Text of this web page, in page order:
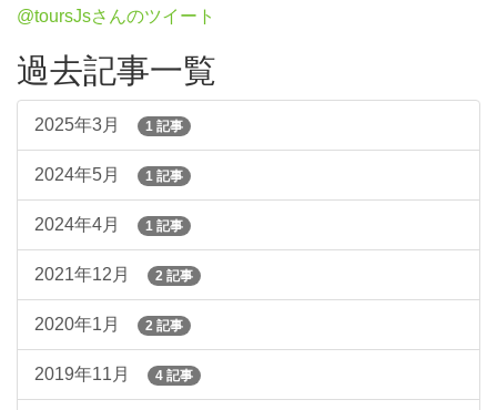
@toursJsさんのツイート
過去記事一覧
2025年3月 1 記事
2024年5月 1 記事
2024年4月 1 記事
2021年12月 2 記事
2020年1月 2 記事
2019年11月 4 記事